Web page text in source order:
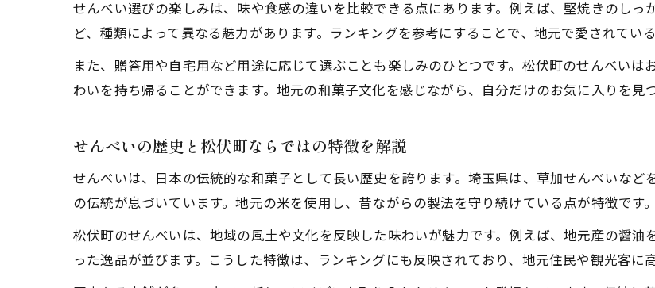
せんべい選びの楽しみは、味や食感の違いを比較できる点にあります。例えば、堅焼きのし
ど、種類によって異なる魅力があります。ランキングを参考にすることで、地元で愛されてい
また、贈答用や自宅用など用途に応じて選ぶことも楽しみのひとつです。松伏町のせんべい
わいを持ち帰ることができます。地元の和菓子文化を感じながら、自分だけのお気に入りを見
せんべいの歴史と松伏町ならではの特徴を解説
せんべいは、日本の伝統的な和菓子として長い歴史を誇ります。埼玉県は、草加せんべいな
の伝統が息づいています。地元の米を使用し、昔ながらの製法を守り続けている点が特徴です。
松伏町のせんべいは、地域の風土や文化を反映した味わいが魅力です。例えば、地元産の醤
った逸品が並びます。こうした特徴は、ランキングにも反映されており、地元住民や観光客に